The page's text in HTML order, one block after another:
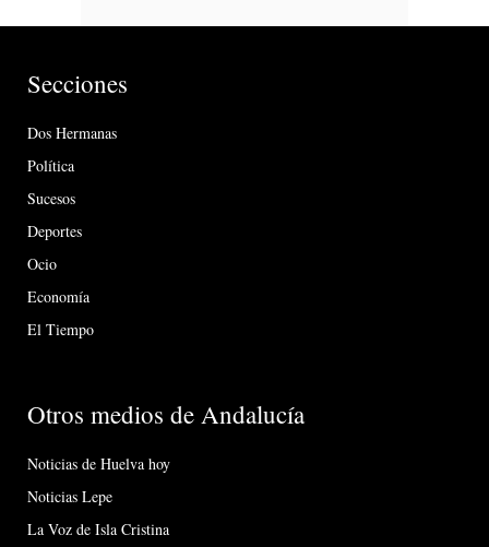
Secciones
Dos Hermanas
Política
Sucesos
Deportes
Ocio
Economía
El Tiempo
Otros medios de Andalucía
Noticias de Huelva hoy
Noticias Lepe
La Voz de Isla Cristina